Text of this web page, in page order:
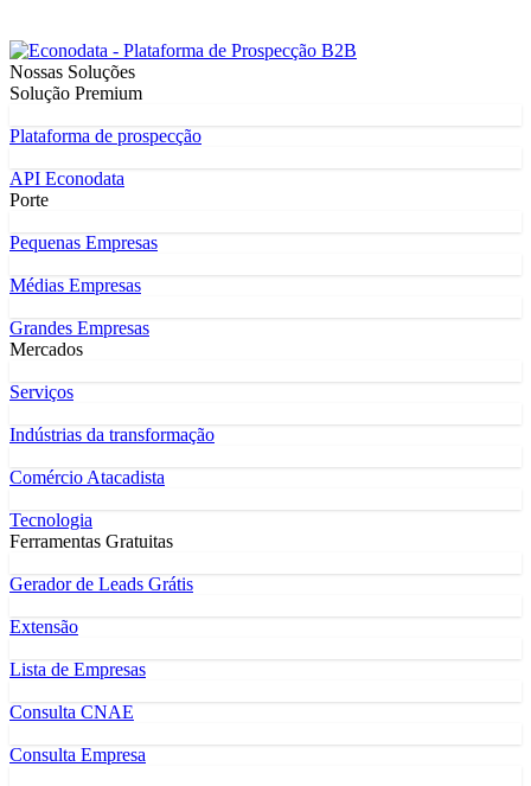
Nossas Soluções
Solução Premium
Plataforma de prospecção
API Econodata
Porte
Pequenas Empresas
Médias Empresas
Grandes Empresas
Mercados
Serviços
Indústrias da transformação
Comércio Atacadista
Tecnologia
Ferramentas Gratuitas
Gerador de Leads Grátis
Extensão
Lista de Empresas
Consulta CNAE
Consulta Empresa